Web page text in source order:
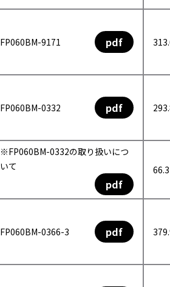
FP060BM-9171 pdf
FP060BM-0332 pdf
※FP060BM-0332の取り扱いにつ
いて
pdf
FP060BM-0366-3 pdf